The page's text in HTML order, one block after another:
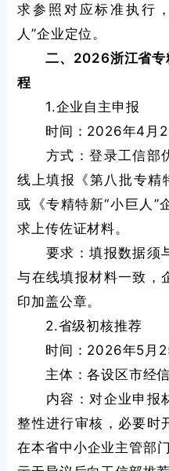
求参照对应标准执行
人”企业定位。
二、2026浙江省专
程
1.企业自主申报
时间：2026年4月25
方式：登录工信部优
线上填报《第八批专精
或《专精特新“小巨人”
求上传佐证材料。
要求：填报数据须
与在线填报材料一致，
印加盖公章。
2.省级初核推荐
时间：2026年5月25
主体：各设区市经信
内容：对企业申报
整性进行审核，必要时
在本省中小企业主管部